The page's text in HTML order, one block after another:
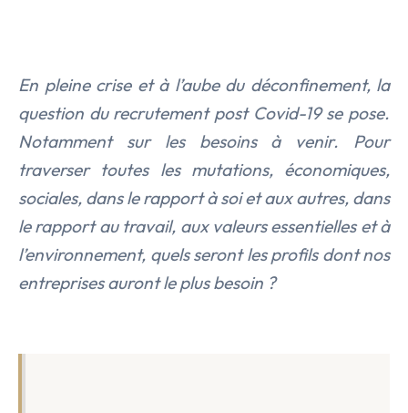
En pleine crise et à l’aube du déconfinement, la
question du recrutement post Covid-19 se pose.
Notamment sur les besoins à venir. Pour
traverser toutes les mutations, économiques,
sociales, dans le rapport à soi et aux autres, dans
le rapport au travail, aux valeurs essentielles et à
l’environnement, quels seront les profils dont nos
entreprises auront le plus besoin ?